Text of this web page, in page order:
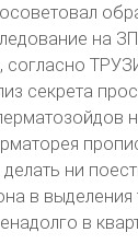
на
согласно
секрета
ни
в
в